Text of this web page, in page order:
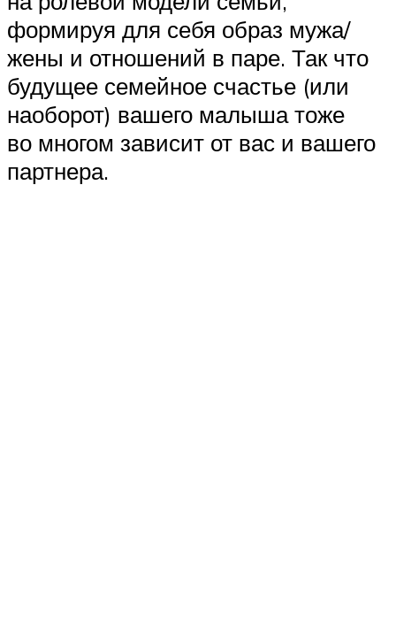
формируя для себя образ мужа/
жены и отношений в паре. Так что
будущее семейное счастье (или
наоборот) вашего малыша тоже
во многом зависит от вас и вашего
партнера.